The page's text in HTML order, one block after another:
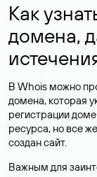
Как
домена,
В Whois можно
домена, которая
регистрации
ресурса, но все
создан сайт.
Важным для